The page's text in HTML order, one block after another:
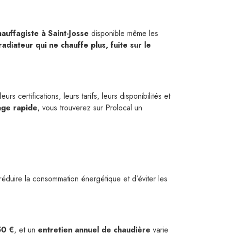
à Saint-Josse disponible même les
qui ne chauffe plus, fuite sur le
certifications, leurs tarifs, leurs disponibilités et
rapide, vous trouverez sur Prolocal un
la consommation énergétique et d’éviter les
€, et un entretien annuel de chaudière varie